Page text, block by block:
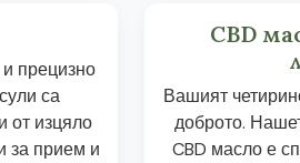
и прецизно
са
от изцяло
за прием и
CBD
Вашият
доброто.
CBD масло е